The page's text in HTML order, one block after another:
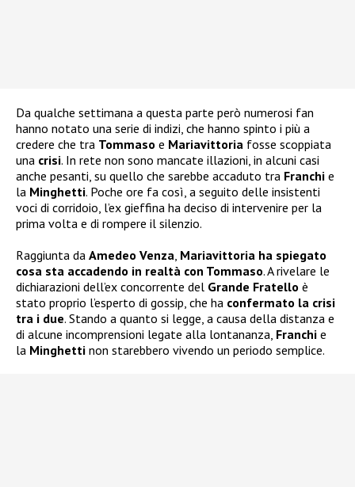
Da qualche settimana a questa parte però numerosi fan
hanno notato una serie di indizi, che hanno spinto i più a
credere che tra Tommaso e Mariavittoria fosse scoppiata
una crisi. In rete non sono mancate illazioni, in alcuni casi
anche pesanti, su quello che sarebbe accaduto tra Franchi e
la Minghetti. Poche ore fa così, a seguito delle insistenti
voci di corridoio, l’ex gieffina ha deciso di intervenire per la
prima volta e di rompere il silenzio.
Raggiunta da Amedeo Venza, Mariavittoria ha spiegato
cosa sta accadendo in realtà con Tommaso. A rivelare le
dichiarazioni dell’ex concorrente del Grande Fratello è
stato proprio l’esperto di gossip, che ha confermato la crisi
tra i due. Stando a quanto si legge, a causa della distanza e
di alcune incomprensioni legate alla lontananza, Franchi e
la Minghetti non starebbero vivendo un periodo semplice.